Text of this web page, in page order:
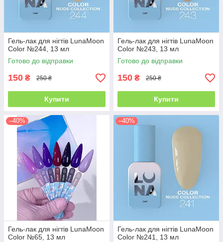
Гель-лак для нігтів LunaMoon
Color №244, 13 мл
Готово до відправки
150 ₴ 250 ₴
Купити
Гель-лак для нігтів LunaMoon
Color №243, 13 мл
Готово до відправки
150 ₴ 250 ₴
Купити
–40%
Гель-лак для нігтів LunaMoon
Color №65, 13 мл
–40%
Гель-лак для нігтів LunaMoon
Color №241, 13 мл